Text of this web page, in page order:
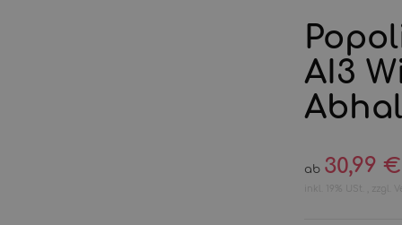
AI3
ab 30,99 €
inkl. 19% USt. , zzgl.